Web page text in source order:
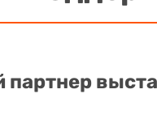
партнер